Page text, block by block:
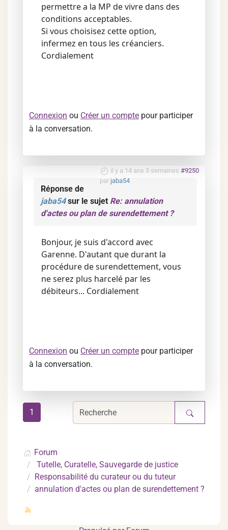
permettre a la MP de vivre dans des
conditions acceptables.
Si vous choisisez cette option,
infermez en tous les créanciers.
Cordialement
Connexion ou Créer un compte pour participer
à la conversation.
il y a 14 ans 3 semaines #9250
par jaba54
Réponse de
jaba54sur le sujet Re: annulation
d'actes ou plan de surendettement ?
Bonjour, je suis d'accord avec
Garenne. D'autant que durant la
procédure de surendettement, vous
ne serez plus harcelé par les
débiteurs... Cordialement
Connexion ou Créer un compte pour participer
à la conversation.
1
Forum
Tutelle, Curatelle, Sauvegarde de justice
Responsabilité du curateur ou du tuteur
annulation d'actes ou plan de surendettement ?